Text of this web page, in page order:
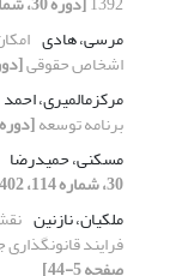
مرسی، هادی
اشخاص حقوقی[دوره 30، شماره
مرکزمالمیری، احمد
برنامه توسعه[دوره 30، شماره 115، 1402، صفحه 21-58]
مسکنی، حمیدرضا
30، شماره 114، 1402، صفحه 5-39]
ملکیان، نازنین
فرایند
صفحه 5-44]